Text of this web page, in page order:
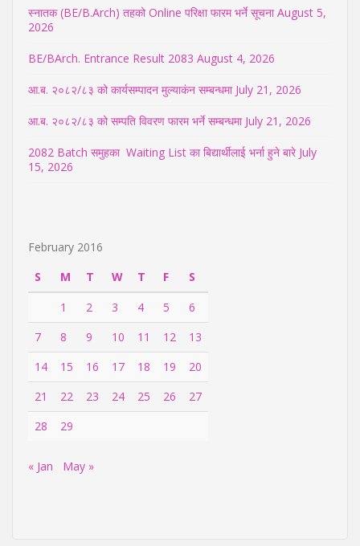
स्नातक (BE/B.Arch) तहको Online परिक्षा फारम भर्ने सूचना August 5,
2026
BE/BArch. Entrance Result 2083 August 4, 2026
आ.ब. २०८२/८३ को कार्यसम्पादन मुल्याकंन सम्बन्धमा July 21, 2026
आ.ब. २०८२/८३ को सम्पति विवरण फारम भर्ने सम्बन्धमा July 21, 2026
2082 Batch समुहका Waiting List का बिद्यार्थीलाई भर्ना हुने बारे July
15, 2026
February 2016
S
M T W T F
S
1
2 3 4 5
6
7
8 9 10 11 12
13
14
15 16 17 18 19
20
21
22 23 24 25 26
27
28
29
« Jan May »